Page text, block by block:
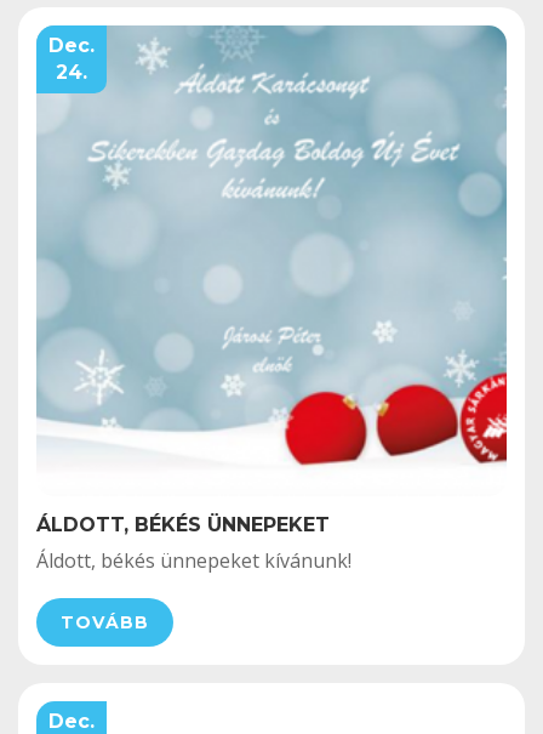
Dec.
24.
ÁLDOTT, BÉKÉS ÜNNEPEKET
Áldott, békés ünnepeket kívánunk!
TOVÁBB
Dec.